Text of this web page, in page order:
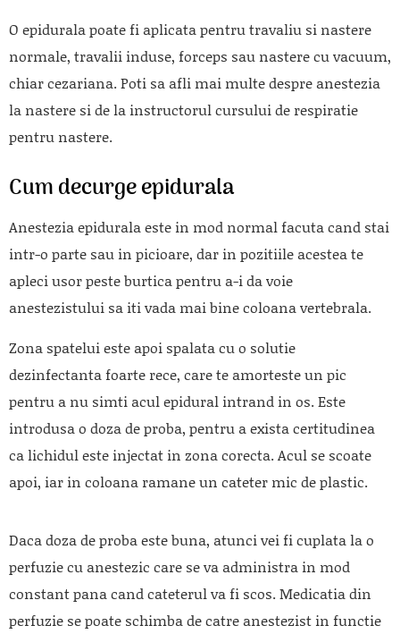
O epidurala poate fi aplicata pentru travaliu si nastere
normale, travalii induse, forceps sau nastere cu vacuum,
chiar cezariana. Poti sa afli mai multe despre anestezia
la nastere si de la instructorul cursului de respiratie
pentru nastere.
Cum decurge epidurala
Anestezia epidurala este in mod normal facuta cand stai
intr-o parte sau in picioare, dar in pozitiile acestea te
apleci usor peste burtica pentru a-i da voie
anestezistului sa iti vada mai bine coloana vertebrala.
Zona spatelui este apoi spalata cu o solutie
dezinfectanta foarte rece, care te amorteste un pic
pentru a nu simti acul epidural intrand in os. Este
introdusa o doza de proba, pentru a exista certitudinea
ca lichidul este injectat in zona corecta. Acul se scoate
apoi, iar in coloana ramane un cateter mic de plastic.
Daca doza de proba este buna, atunci vei fi cuplata la o
perfuzie cu anestezic care se va administra in mod
constant pana cand cateterul va fi scos. Medicatia din
perfuzie se poate schimba de catre anestezist in functie